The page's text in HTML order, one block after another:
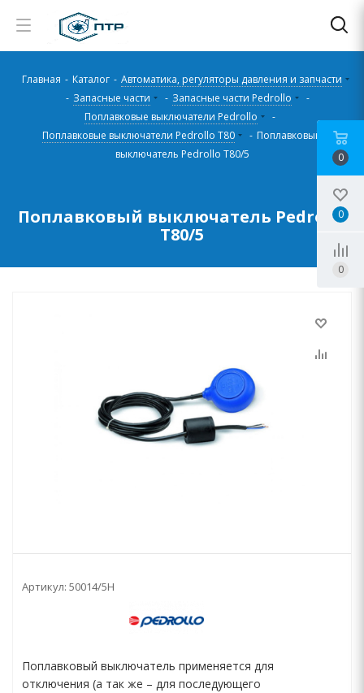
Главная - Каталог - Автоматика, регуляторы давления и запчасти
- Запасные части - Запасные части Pedrollo
-
Поплавковые выключатели Pedrollo
-
Поплавковые выключатели Pedrollo T80
- Поплавковый
выключатель Pedrollo T80/5
Поплавковый выключатель Pedrollo
T80/5
Артикул: 50014/5H
Поплавковый выключатель применяется для
отключения (а так же – для последующего
0
0
0